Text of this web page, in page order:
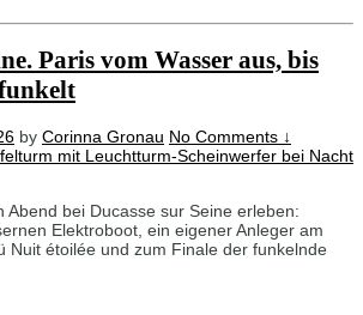
Paris vom Wasser aus, bis
by Corinna Gronau No Comments ↓
Abend bei Ducasse sur Seine erleben:
Elektroboot, ein eigener Anleger am
Nuit étoilée und zum Finale der funkelnde